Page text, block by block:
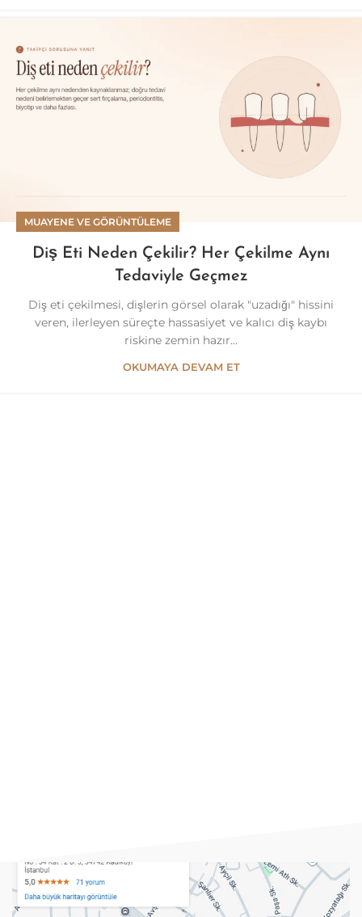
MUAYENE VE GÖRÜNTÜLEME
Diş Eti Neden Çekilir? Her Çekilme Aynı
Tedaviyle Geçmez
Diş eti çekilmesi, dişlerin görsel olarak "uzadığı" hissini
veren, ilerleyen süreçte hassasiyet ve kalıcı diş kaybı
riskine zemin hazır...
OKUMAYA DEVAM ET